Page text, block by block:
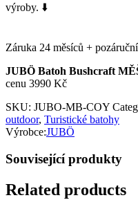
výroby. ⬇️
Záruka 24 měsíců +
JUBÖ Batoh Bushcraft
cenu 3990 Kč
SKU: JUBO-MB-COY
outdoor, Turistické batohy
Výrobce:JUBÖ
Související produkty
Related products